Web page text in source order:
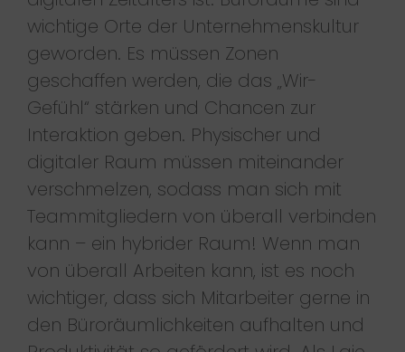
wichtige Orte der Unternehmenskultur
geworden. Es müssen Zonen
geschaffen werden, die das „Wir-
Gefühl“ stärken und Chancen zur
Interaktion geben. Physischer und
digitaler Raum müssen miteinander
verschmelzen, sodass man sich mit
Teammitgliedern von überall verbinden
kann – ein hybrider Raum! Wenn man
von überall Arbeiten kann, ist es noch
wichtiger, dass sich Mitarbeiter gerne in
den Büroräumlichkeiten aufhalten und